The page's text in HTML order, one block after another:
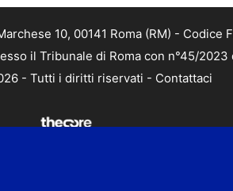
10, 00141 Roma (RM) - Codice
il Tribunale di Roma con n°45/
- Tutti i diritti riservati - Contattaci